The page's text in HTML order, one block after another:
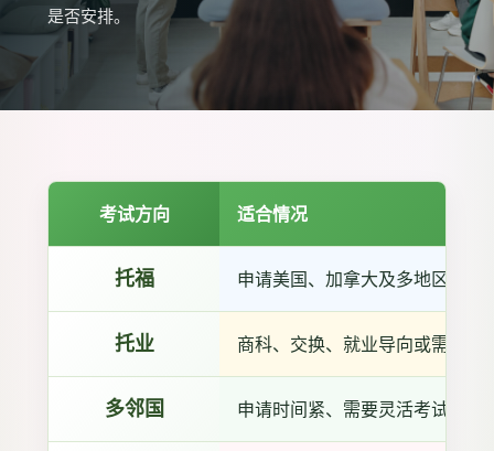
是否安排。
考试方向 适合情况
托福 申请美国、加拿大及多地区英
托业 商科、交换、就业导向或需要英
多邻国 申请时间紧、需要灵活考试安排